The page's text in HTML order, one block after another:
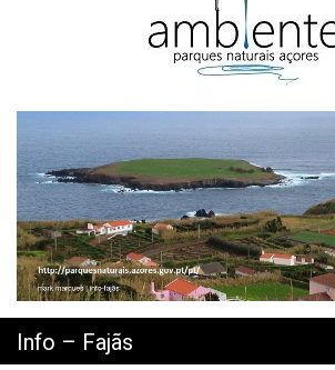
Info – Fajãs